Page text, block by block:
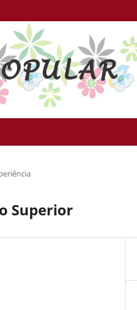
Superior